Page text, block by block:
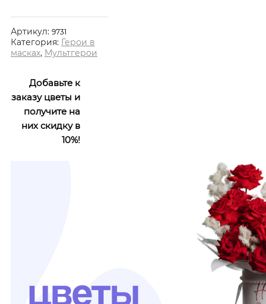
Артикул: 9731
Категория: Герои в
масках, Мультгерои
Добавьте к
заказу цветы и
получите на
них скидку в
10%!